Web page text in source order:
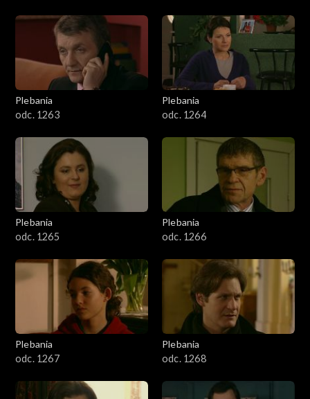
Plebania
odc. 1263
Plebania
odc. 1264
Plebania
odc. 1265
Plebania
odc. 1266
Plebania
odc. 1267
Plebania
odc. 1268